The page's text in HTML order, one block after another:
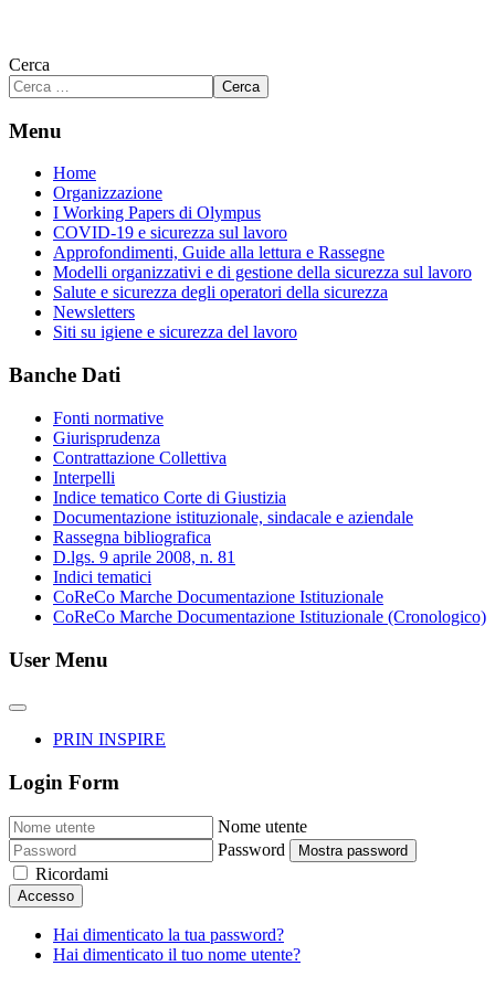
Cerca
Cerca
Menu
Home
Organizzazione
I Working Papers di Olympus
COVID-19 e sicurezza sul lavoro
Approfondimenti, Guide alla lettura e Rassegne
Modelli organizzativi e di gestione della sicurezza sul lavoro
Salute e sicurezza degli operatori della sicurezza
Newsletters
Siti su igiene e sicurezza del lavoro
Banche Dati
Fonti normative
Giurisprudenza
Contrattazione Collettiva
Interpelli
Indice tematico Corte di Giustizia
Documentazione istituzionale, sindacale e aziendale
Rassegna bibliografica
D.lgs. 9 aprile 2008, n. 81
Indici tematici
CoReCo Marche Documentazione Istituzionale
CoReCo Marche Documentazione Istituzionale (Cronologico)
User Menu
PRIN INSPIRE
Login Form
Nome utente
Password
Mostra password
Ricordami
Accesso
Hai dimenticato la tua password?
Hai dimenticato il tuo nome utente?